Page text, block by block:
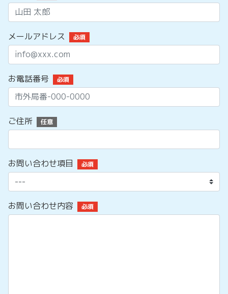
メールアドレス 必須
お電話番号 必須
ご住所 任意
お問い合わせ項目 必須
お問い合わせ内容 必須